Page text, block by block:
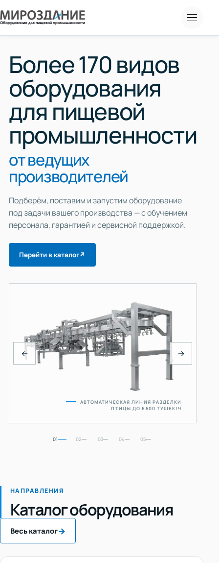
Меню
Более 170 видов
оборудования
для пищевой
промышленности
от ведущих
производителей
Подберём, поставим и запустим оборудование
под задачи вашего производства — с обучением
персонала, гарантией и сервисной поддержкой.
Перейти в каталог↗
АВТОМАТИЧЕСКАЯ ЛИНИЯ РАЗДЕЛКИ
ПТИЦЫ ДО 6500 ТУШЕК/Ч
← →
01 02 03 04 05
НАПРАВЛЕНИЯ
Каталог оборудования
Весь каталог→